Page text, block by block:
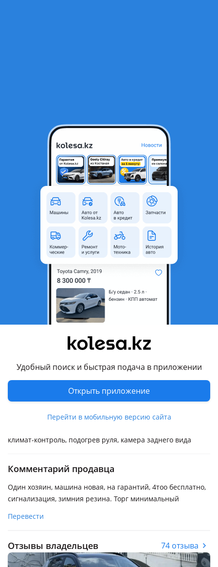
Удобный поиск и быстрая подача в приложении
Открыть приложение
Перейти в мобильную версию сайта
Hyundai Bayon 2024 года
Объявление находится в архиве и может быть
Усть-Каменогорск,
Восточно-Казахстанская
Кроссовер
Объем двигателя, л
14 000 км
Автомат
Привод
Передний привод
Руль
Слева
Цвет
черный металлик
Растаможен в Казахстане
климат-контроль, подогрев руля, камера заднего вида
Комментарий продавца
Один хозяин, машина новая, на гарантий, 4тоо бесплатно,
сигнализация, зимния резина. Торг минимальный
Перевести
Отзывы владельцев 74 отзыва